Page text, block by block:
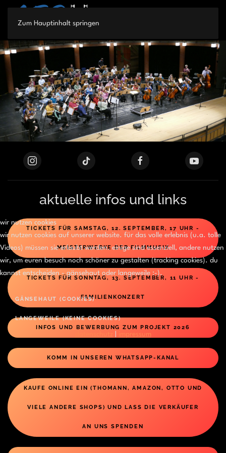
Zum Hauptinhalt springen
aktuelle infos und links
TICKETS FÜR SAMSTAG, 12. SEPTEMBER, 17 UHR -
MEISTERWERKE DER FILMMUSIK
TICKETS FÜR SONNTAG, 13. SEPTEMBER, 11 UHR -
FAMILIENKONZERT
INFOS UND BEWERBUNG ZUM PROJEKT 2026
KOMM IN UNSEREN WHATSAPP-KANAL
KAUFE ONLINE EIN (THOMANN, AMAZON, OTTO UND
VIELE ANDERE SHOPS) UND LASS DIE VERKÄUFER
AN UNS SPENDEN
wir nutzen cookies
wir nutzen cookies auf unserer website. für das volle erlebnis (u.a. tolle
Videos) müssen sie erlaubt werden. einige sind essenziell, andere nutzen
wir, um euren besuch noch schöner zu gestalten (tracking cookies). du
kannst entscheiden - gänsehaut oder langeweile :-).
GÄNSEHAUT (COOKIES)
LANGEWEILE (KEINE COOKIES)
datenschutz impressum